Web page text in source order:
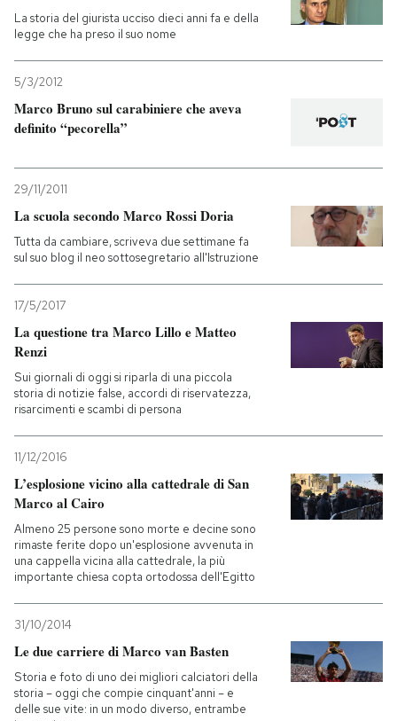
La storia del giurista ucciso dieci anni fa e della
legge che ha preso il suo nome
5/3/2012
Marco Bruno sul carabiniere che aveva
definito “pecorella”
29/11/2011
La scuola secondo Marco Rossi Doria
Tutta da cambiare, scriveva due settimane fa
sul suo blog il neo sottosegretario all'Istruzione
17/5/2017
La questione tra Marco Lillo e Matteo
Renzi
Sui giornali di oggi si riparla di una piccola
storia di notizie false, accordi di riservatezza,
risarcimenti e scambi di persona
11/12/2016
L’esplosione vicino alla cattedrale di San
Marco al Cairo
Almeno 25 persone sono morte e decine sono
rimaste ferite dopo un'esplosione avvenuta in
una cappella vicina alla cattedrale, la più
importante chiesa copta ortodossa dell'Egitto
31/10/2014
Le due carriere di Marco van Basten
Storia e foto di uno dei migliori calciatori della
storia – oggi che compie cinquant'anni – e
delle sue vite: in un modo diverso, entrambe